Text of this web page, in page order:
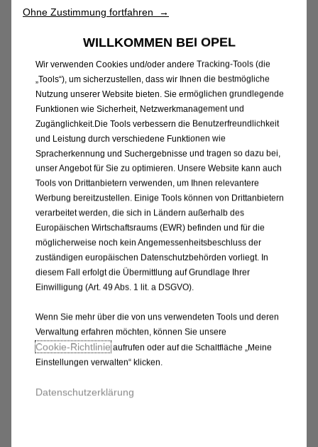
799,00€
Price
is
799,00
€
-
+
Quantity
updated
to:
1
In den Warenkorb
Code 1671163180
LADESTATION - SATZ
SCHLÜSSEL
Lieferungdatum:
Ohne Zustimmung fortfahren →
WILLKOMMEN BEI OPEL
Wir verwenden Cookies und/oder andere Tracking-Tools (die
„Tools“), um sicherzustellen, dass wir Ihnen die bestmögliche
Nutzung unserer Website bieten. Sie ermöglichen grundlegende
Funktionen wie Sicherheit, Netzwerkmanagement und
Zugänglichkeit.Die Tools verbessern die Benutzerfreundlichkeit
und Leistung durch verschiedene Funktionen wie
Spracherkennung und Suchergebnisse und tragen so dazu bei,
unser Angebot für Sie zu optimieren. Unsere Website kann auch
Tools von Drittanbietern verwenden, um Ihnen relevantere
Werbung bereitzustellen. Einige Tools können von Drittanbietern
verarbeitet werden, die sich in Ländern außerhalb des
Europäischen Wirtschaftsraums (EWR) befinden und für die
möglicherweise noch kein Angemessenheitsbeschluss der
zuständigen europäischen Datenschutzbehörden vorliegt. In
diesem Fall erfolgt die Übermittlung auf Grundlage Ihrer
Einwilligung (Art. 49 Abs. 1 lit. a DSGVO).
Wenn Sie mehr über die von uns verwendeten Tools und deren
Verwaltung erfahren möchten, können Sie unsere
Cookie‑Richtlinieaufrufen oder auf die Schaltfläche „Meine
Einstellungen verwalten“ klicken.
Datenschutzerklärung